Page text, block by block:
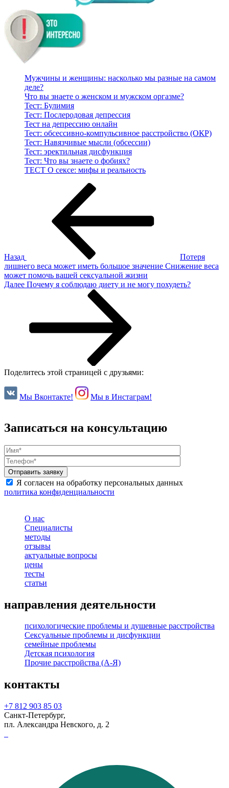
Мужчины и женщины: насколько мы разные на самом
деле?
Что вы знаете о женском и мужском оргазме?
Тест: Булимия
Тест: Послеродовая депрессия
Тест на депрессию онлайн
Тест: обсессивно-компульсивное расстройство (ОКР)
Тест: Навязчивые мысли (обсессии)
Тест: эректильная дисфункция
Тест: Что вы знаете о фобиях?
ТЕСТ О сексе: мифы и реальность
Назад
Потеря
лишнего веса может иметь большое значение Снижение веса
может помочь вашей сексуальной жизни
Следующая
Далее Почему я соблюдаю диету и не могу похудеть?
Поделитесь этой страницей с друзьями:
Мы Вконтакте! Мы в Инстаграм!
Записаться на консультацию
Я согласен на обработку персональных данных
политика конфиденциальности
О нас
Специалисты
методы
отзывы
актуальные вопросы
цены
тесты
статьи
направления деятельности
психологические проблемы и душевные расстройства
Сексуальные проблемы и дисфункции
семейные проблемы
Детская психология
Прочие расстройства (А-Я)
контакты
+7 812 903 85 03
Санкт-Петербург,
пл. Александра Невского, д. 2